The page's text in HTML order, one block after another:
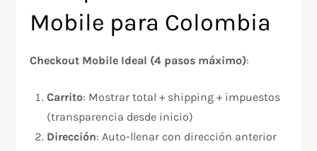
Mobile para Colombia
Checkout Mobile Ideal (4 pasos máximo):
Carrito: Mostrar total + shipping + impuestos
(transparencia desde inicio)
Dirección: Auto-llenar con dirección anterior